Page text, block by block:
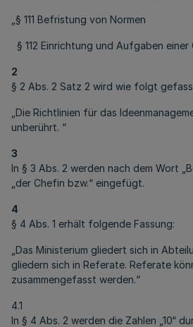
„§ 111 Befristung von Normen
§ 112 Einrichtung und Aufgaben einer
2
§ 2 Abs. 2 Satz 2 wird wie folgt
„Die Richtlinien für das
unberührt. “
3
In § 3 Abs. 2 werden nach dem Wort
„der Chefin bzw.“ eingefügt.
4
§ 4 Abs. 1 erhält folgende Fassung:
„Das Ministerium gliedert sich in
gliedern sich in Referate. Referate
zusammengefasst werden.“
4.1
In § 4 Abs. 2 werden die Zahlen „10“